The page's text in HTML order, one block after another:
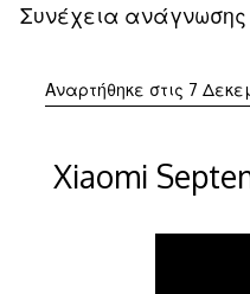
Συνέχεια ανάγνωσης
Αναρτήθηκε στις 7
Xiaomi